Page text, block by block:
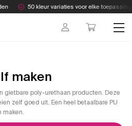
50 kleur variaties voor elke toepassing
maken
gietbare poly-urethaan producten. Deze
zelf goed uit. Een heel betaalbare PU
maken.